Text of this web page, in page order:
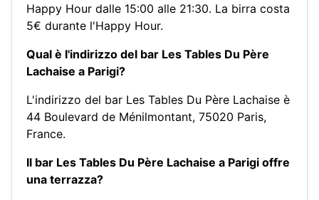
Happy Hour dalle 15:00 alle 21:30. La birra costa
5€ durante l'Happy Hour.
Qual è l'indirizzo del bar Les Tables Du Père
Lachaise a Parigi?
L'indirizzo del bar Les Tables Du Père Lachaise è
44 Boulevard de Ménilmontant, 75020 Paris,
France.
Il bar Les Tables Du Père Lachaise a Parigi offre
una terrazza?